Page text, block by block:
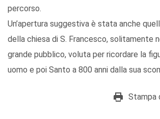
percorso.
Un’apertura suggestiva è stata anche
della chiesa di S. Francesco, solitamente
grande pubblico, voluta per ricordare la
uomo e poi Santo a 800 anni dalla sua
Stampa